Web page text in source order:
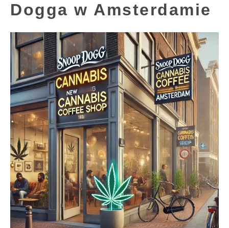
Dogga w Amsterdamie